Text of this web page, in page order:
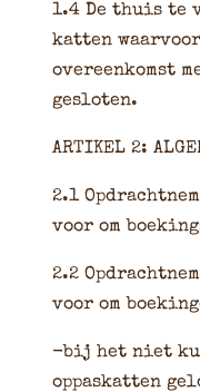
1.4 De thuis te
katten
overeenkomst
gesloten.
ARTIKEL 2:
2.1
voor om
2.2
voor om
-bij het niet
oppaskatten